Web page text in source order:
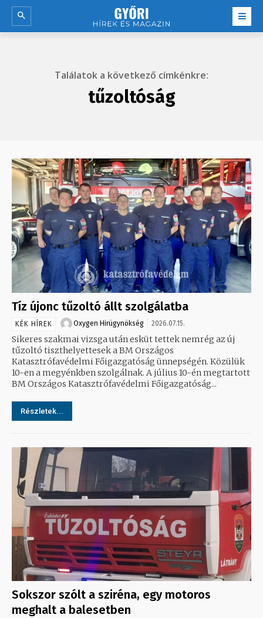
Találatok a következő címkénkre:
tűzoltóság
Tíz újonc tűzoltó állt szolgálatba
KÉK HÍREK Oxygen Hirügynökség 2026.07.15.
Sikeres szakmai vizsga után esküt tettek nemrég az új
tűzoltó tiszthelyettesek a BM Országos
Katasztrófavédelmi Főigazgatóság ünnepségén. Közülük
10-en a megyénkben szolgálnak. A július 10-én megtartott
BM Országos Katasztrófavédelmi Főigazgatóság...
Részletek...
Sokszor szólt a sziréna, egy motoros
meghalt a balesetben